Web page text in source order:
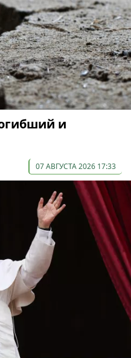
и
07 АВГУСТА 2026 17:33